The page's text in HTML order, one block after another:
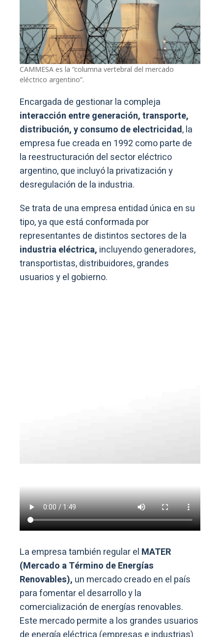
CAMMESA es la “columna vertebral del mercado
eléctrico argentino”.
Encargada de gestionar la compleja
interacción entre generación, transporte,
distribución, y consumo de electricidad, la
empresa fue creada en 1992 como parte de
la reestructuración del sector eléctrico
argentino, que incluyó la privatización y
desregulación de la industria.
Se trata de una empresa entidad única en su
tipo, ya que está conformada por
representantes de distintos sectores de la
industria eléctrica, incluyendo generadores,
transportistas, distribuidores, grandes
usuarios y el gobierno.
La empresa también regular el MATER
(Mercado a Término de Energías
Renovables), un mercado creado en el país
para fomentar el desarrollo y la
comercialización de energías renovables.
Este mercado permite a los grandes usuarios